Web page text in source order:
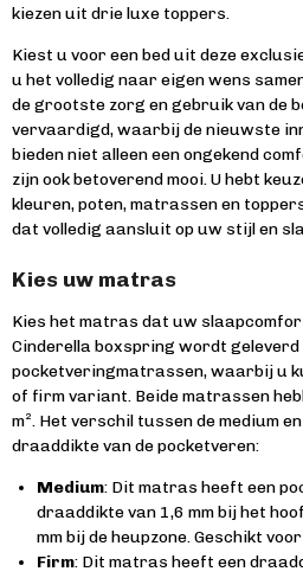
kiezen uit drie luxe toppers.
Kiest u voor een bed uit deze
u het volledig naar eigen wens
de grootste zorg en gebruik van de
vervaardigd, waarbij de nieuwste
bieden niet alleen een ongekend
zijn ook betoverend mooi. U hebt
kleuren, poten, matrassen en
dat volledig aansluit op uw stijl en
Kies uw matras
Kies het matras dat uw
Cinderella boxspring wordt geleverd
pocketveringmatrassen, waarbij u
of firm variant. Beide matrassen
m². Het verschil tussen de medium
draaddikte van de pocketveren:
Medium: Dit matras heeft een
draaddikte van 1,6 mm bij het
mm bij de heupzone. Geschikt
Firm: Dit matras heeft een